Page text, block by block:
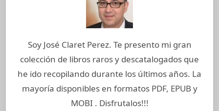
Soy José Claret Perez. Te presento mi gran
colección de libros raros y descatalogados que
he ido recopilando durante los últimos años. La
mayoría disponibles en formatos PDF, EPUB y
MOBI . Disfrutalos!!!